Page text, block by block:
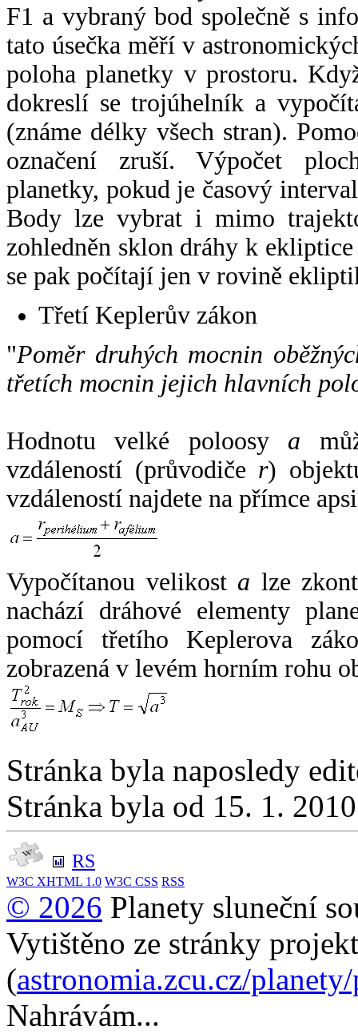
F1 a vybraný bod společně s
tato úsečka měří v
poloha planetky v prostoru.
dokreslí se trojúhelník a
(známe délky všech stran).
označení zruší. Výpočet
planetky, pokud je časový
Body lze vybrat i mimo
zohledněn sklon dráhy k
se pak počítají jen v rovině
Třetí Keplerův zákon
"Poměr druhých mocnin
třetích mocnin jejich hlavních
Hodnotu velké poloosy a
vzdáleností (průvodiče r)
vzdáleností najdete na přímce
Vypočítanou velikost a lze
nachází dráhové elementy
pomocí třetího Keplerova
zobrazená v levém horním rohu
Stránka byla naposledy
Stránka byla od 15. 1.
RS
W3C XHTML 1.0 W3C CSS RSS
© 2026 Planety sluneční
Vytištěno ze stránky
(astronomia.zcu.cz/
Nahrávám...